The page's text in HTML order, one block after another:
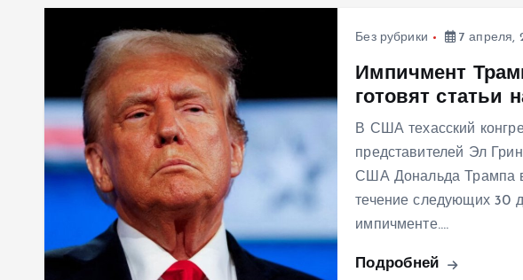
Без рубрики 7 апреля,
Импичмент
готовят статьи
В США техасский
представителей Эл
США Дональда Трампа
течение следующих 30
импичменте.…
Подробней